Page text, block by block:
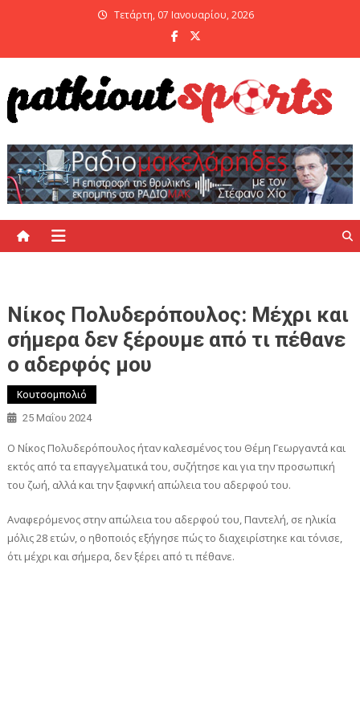
Τετάρτη, 07 Ιανουαρίου, 2026
Νίκος Πολυδερόπουλος: Μέχρι και
σήμερα δεν ξέρουμε από τι πέθανε
ο αδερφός μου
Κουτσομπολιό
25 Μαΐου 2024
Ο Νίκος Πολυδερόπουλος ήταν καλεσμένος του Θέμη Γεωργαντά και
εκτός από τα επαγγελματικά του, συζήτησε και για την προσωπική
του ζωή, αλλά και την ξαφνική απώλεια του αδερφού του.
Αναφερόμενος στην απώλεια του αδερφού του, Παντελή, σε ηλικία
μόλις 28 ετών, ο ηθοποιός εξήγησε πώς το διαχειρίστηκε και τόνισε,
ότι μέχρι και σήμερα, δεν ξέρει από τι πέθανε.